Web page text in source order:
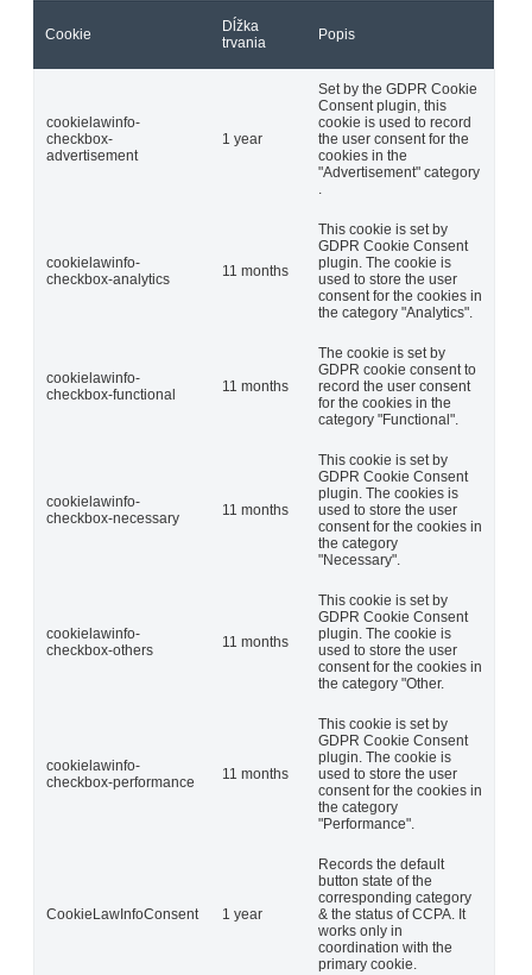
Cookie
Dĺžka
trvania
Popis
cookielawinfo-
checkbox-
advertisement
1 year
Set by the GDPR Cookie
Consent plugin, this
cookie is used to record
the user consent for the
cookies in the
"Advertisement" category
.
cookielawinfo-
checkbox-analytics
11 months
This cookie is set by
GDPR Cookie Consent
plugin. The cookie is
used to store the user
consent for the cookies in
the category "Analytics".
cookielawinfo-
checkbox-functional
11 months
The cookie is set by
GDPR cookie consent to
record the user consent
for the cookies in the
category "Functional".
cookielawinfo-
checkbox-necessary
11 months
This cookie is set by
GDPR Cookie Consent
plugin. The cookies is
used to store the user
consent for the cookies in
the category
"Necessary".
cookielawinfo-
checkbox-others
11 months
This cookie is set by
GDPR Cookie Consent
plugin. The cookie is
used to store the user
consent for the cookies in
the category "Other.
cookielawinfo-
checkbox-performance
11 months
This cookie is set by
GDPR Cookie Consent
plugin. The cookie is
used to store the user
consent for the cookies in
the category
"Performance".
CookieLawInfoConsent 1 year
Records the default
button state of the
corresponding category
& the status of CCPA. It
works only in
coordination with the
primary cookie.